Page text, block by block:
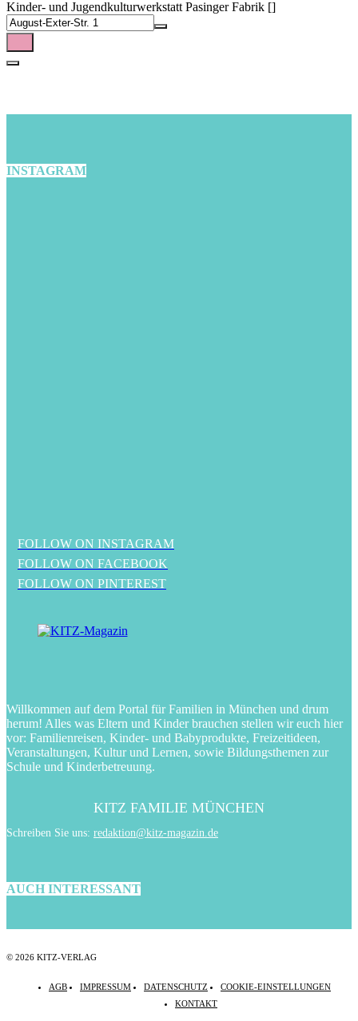
Kinder- und Jugendkulturwerkstatt Pasinger Fabrik []
INSTAGRAM
FOLLOW ON INSTAGRAM
FOLLOW ON FACEBOOK
FOLLOW ON PINTEREST
Willkommen auf dem Portal für Familien in München und drum
herum! Alles was Eltern und Kinder brauchen stellen wir euch hier
vor: Familienreisen, Kinder- und Babyprodukte, Freizeitideen,
Veranstaltungen, Kultur und Lernen, sowie Bildungsthemen zur
Schule und Kinderbetreuung.
KITZ FAMILIE MÜNCHEN
Schreiben Sie uns: redaktion@kitz-magazin.de
AUCH INTERESSANT
© 2026 KITZ-VERLAG
AGB IMPRESSUM DATENSCHUTZ
COOKIE-EINSTELLUNGEN
KONTAKT